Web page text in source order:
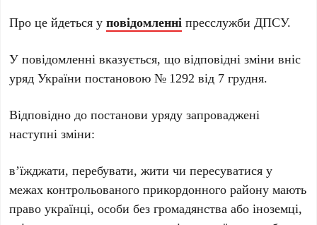
Про це йдеться уповідомленні пресслужби ДПСУ.
У повідомленні вказується, що відповідні зміни вніс
уряд України постановою № 1292 від 7 грудня.
Відповідно до постанови уряду запроваджені
наступні зміни:
вʼїжджати, перебувати, жити чи пересуватися у
межах контрольованого прикордонного району мають
право українці, особи без громадянства або іноземці,